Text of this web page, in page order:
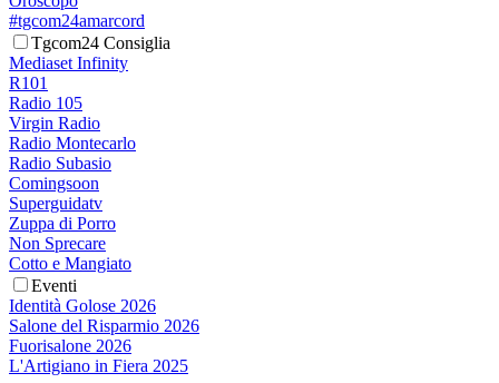
#tgcom24amarcord
Tgcom24 Consiglia
Mediaset Infinity
R101
Radio 105
Virgin Radio
Radio Montecarlo
Radio Subasio
Comingsoon
Superguidatv
Zuppa di Porro
Non Sprecare
Cotto e Mangiato
Eventi
Identità Golose 2026
Salone del Risparmio 2026
Fuorisalone 2026
L'Artigiano in Fiera 2025